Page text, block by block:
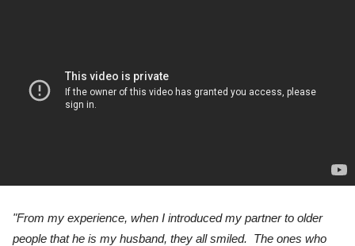
"From my experience, when I introduced my partner to older
people that he is my husband, they all smiled.  The ones who